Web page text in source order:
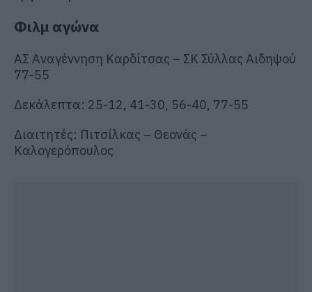
Φιλμ αγώνα
ΑΣ Αναγέννηση Καρδίτσας – ΣΚ Σύλλας Αιδηψού
77-55
Δεκάλεπτα: 25-12, 41-30, 56-40, 77-55
Διαιτητές: Πιτσίλκας – Θεονάς –
Καλογερόπουλος